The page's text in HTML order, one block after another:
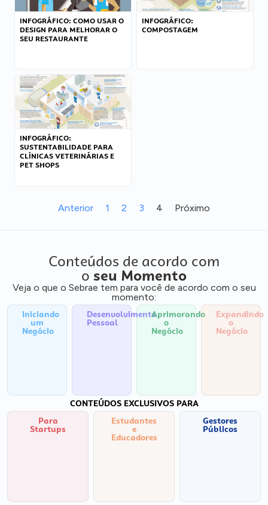
INFOGRÁFICO: COMO USAR O
DESIGN PARA MELHORAR O
SEU RESTAURANTE
INFOGRÁFICO:
COMPOSTAGEM
INFOGRÁFICO:
SUSTENTABILIDADE PARA
CLÍNICAS VETERINÁRIAS E
PET SHOPS
Anterior 1 2 3 4 Próximo
Conteúdos de acordo com
o seu Momento
Veja o que o Sebrae tem para você de acordo com o seu
momento:
Iniciando
um
Negócio
Desenvolvimento
Pessoal
Aprimorando
o
Negócio
Expandindo
o
Negócio
CONTEÚDOS EXCLUSIVOS PARA
Para
Startups
Estudantes
e
Educadores
Gestores
Públicos